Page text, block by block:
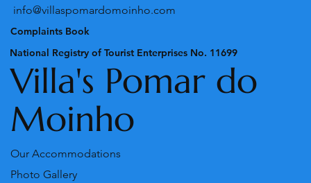
info@villaspomardomoinho.com
Complaints Book
National Registry of Tourist Enterprises No. 11699
Villa's Pomar do
Moinho
Our Accommodations
Photo Gallery